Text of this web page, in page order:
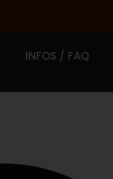
INFOS / FAQ